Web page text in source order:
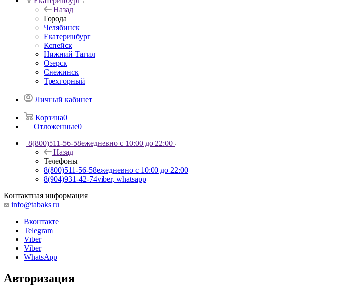
Назад
Города
Челябинск
Екатеринбург
Копейск
Нижний Тагил
Озерск
Снежинск
Трехгорный
Личный кабинет
Корзина0
Отложенные0
8(800)511-56-58ежедневно с 10:00 до 22:00
Назад
Телефоны
8(800)511-56-58ежедневно с 10:00 до 22:00
8(904)931-42-74viber, whatsapp
Контактная информация
info@tabaks.ru
Вконтакте
Telegram
Viber
Viber
WhatsApp
Авторизация